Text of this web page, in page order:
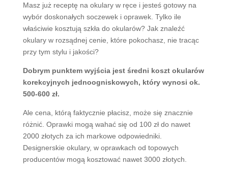
Masz już receptę na okulary w ręce i jesteś gotowy na
wybór doskonałych soczewek i oprawek. Tylko ile
właściwie kosztują szkła do okularów? Jak znaleźć
okulary w rozsądnej cenie, które pokochasz, nie tracąc
przy tym stylu i jakości?
Dobrym punktem wyjścia jest średni koszt okularów
korekcyjnych jednoogniskowych, który wynosi ok.
500-600 zł.
Ale cena, którą faktycznie płacisz, może się znacznie
różnić. Oprawki mogą wahać się od 100 zł do nawet
2000 złotych za ich markowe odpowiedniki.
Designerskie okulary, w oprawkach od topowych
producentów mogą kosztować nawet 3000 złotych.